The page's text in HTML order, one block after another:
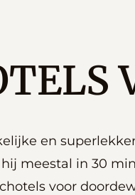
en
meestal in 30
voor